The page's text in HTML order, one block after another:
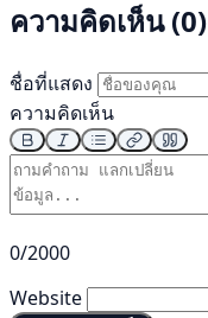
ความคิดเห็น (0)
ชื่อที่แสดง
ความคิดเห็น
0/2000
Website